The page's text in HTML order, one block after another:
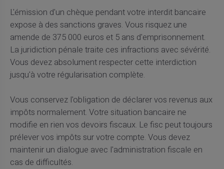
L'émission d'un chèque pendant votre interdit bancaire
expose à des sanctions graves. Vous risquez une
amende de 375 000 euros et 5 ans d'emprisonnement.
La juridiction pénale traite ces infractions avec sévérité.
Vous devez absolument respecter cette interdiction
jusqu'à votre régularisation complète.
Vous conservez l'obligation de déclarer vos revenus aux
impôts normalement. Votre situation bancaire ne
modifie en rien vos devoirs fiscaux. Le fisc peut toujours
prélever vos impôts sur votre compte. Vous devez
maintenir un dialogue avec l'administration fiscale en
cas de difficultés.